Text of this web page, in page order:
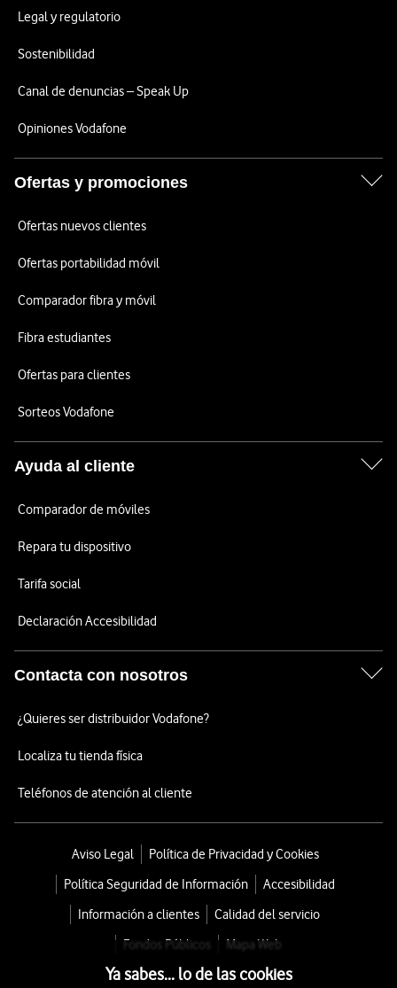
Legal y regulatorio
Sostenibilidad
Canal de denuncias – Speak Up
Opiniones Vodafone
Ofertas y promociones
Ofertas nuevos clientes
Ofertas portabilidad móvil
Comparador fibra y móvil
Fibra estudiantes
Ofertas para clientes
Sorteos Vodafone
Ayuda al cliente
Comparador de móviles
Repara tu dispositivo
Tarifa social
Declaración Accesibilidad
Contacta con nosotros
¿Quieres ser distribuidor Vodafone?
Localiza tu tienda física
Teléfonos de atención al cliente
Aviso Legal
Política de Privacidad y Cookies
Política Seguridad de Información
Accesibilidad
Información a clientes
Calidad del servicio
Fondos Públicos
Mapa Web
Ya sabes... lo de las cookies